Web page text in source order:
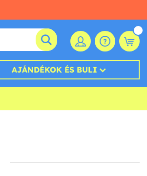
AJÁNDÉKOK ÉS BULI